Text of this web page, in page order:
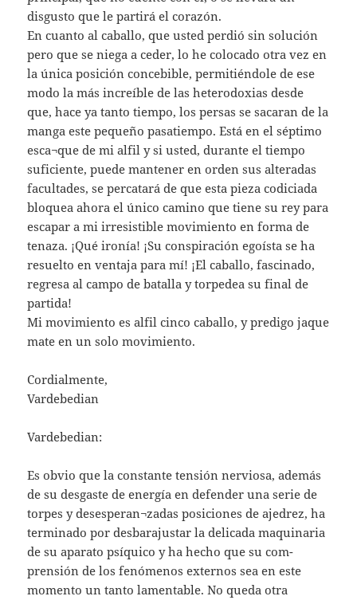
disgusto que le partirá el corazón.
En cuanto al caballo, que usted perdió sin solución
pero que se niega a ceder, lo he colocado otra vez en
la única posición concebible, permitiéndole de ese
modo la más increíble de las heterodoxias desde
que, hace ya tanto tiempo, los persas se sacaran de la
manga este pequeño pasatiempo. Está en el séptimo
esca¬que de mi alfil y si usted, durante el tiempo
suficiente, puede mantener en orden sus alteradas
facultades, se percatará de que esta pieza codiciada
bloquea ahora el único camino que tiene su rey para
escapar a mi irresistible movimiento en forma de
tenaza. ¡Qué ironía! ¡Su conspiración egoísta se ha
resuelto en ventaja para mí! ¡El caballo, fascinado,
regresa al campo de batalla y torpedea su final de
partida!
Mi movimiento es alfil cinco caballo, y predigo jaque
mate en un solo movimiento.
Cordialmente,
Vardebedian
Vardebedian:
Es obvio que la constante tensión nerviosa, además
de su desgaste de energía en defender una serie de
torpes y desesperan¬zadas posiciones de ajedrez, ha
terminado por desbarajustar la delicada maquinaria
de su aparato psíquico y ha hecho que su com-
prensión de los fenómenos externos sea en este
momento un tanto lamentable. No queda otra